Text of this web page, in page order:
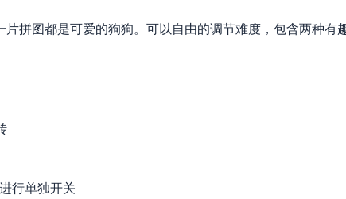
拼图都是可爱的狗狗。可以自由的调节难度，包含两种有
行单独开关